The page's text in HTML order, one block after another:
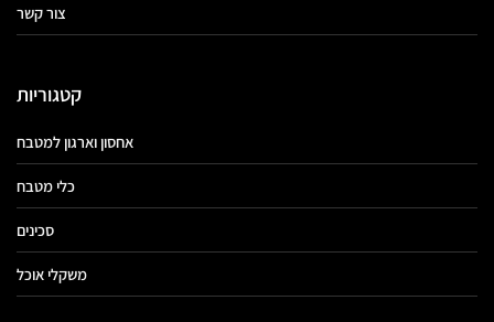
צור קשר
קטגוריות
אחסון וארגון למטבח
כלי מטבח
סכינים
משקלי אוכל